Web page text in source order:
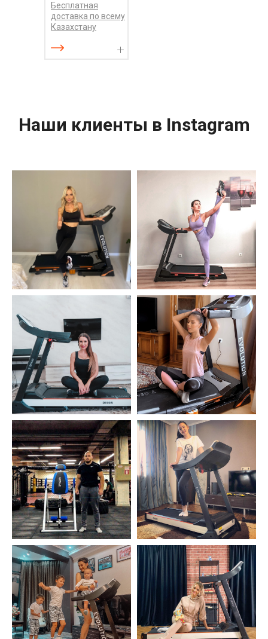
Бесплатная
доставка по всему
Казахстану
Наши клиенты в Instagram
Как купить
Способы оплаты
Способы получения
Гарантия и сервис
Блог
Политика конфиденциальности
Договор оферты
ПОДДЕРЖКА
Ежедневно с 10:00 до 22:00
info@genau.kz
Юр адрес. Бостандыкский район, улица
Айманова, дом 126, 307, Алматы, 050000
+7 708 372 7924
Написать директору:
m.dyadyaeva@genau.eu
КОНТАКТЫ
КАТАЛОГ